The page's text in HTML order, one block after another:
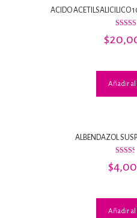
ACIDO ACETILSALICILICO
$
Añadir al
ALBENDAZOL
con
$
Añadir al